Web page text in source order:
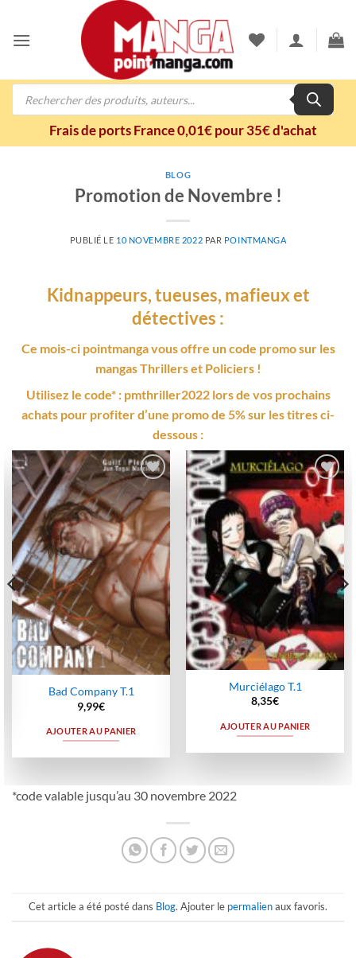
contenu
Recherche
Frais de ports France 0,01€ pour 35€ d'achat
BLOG
Promotion de Novembre !
PUBLIÉ LE 10 NOVEMBRE 2022 PAR POINTMANGA
Kidnappeurs, tueuses, mafieux et
détectives :
Ce mois-ci pointmanga vous offre un code promo sur les
mangas Thrillers et Policiers !
Utilisez le code* : pmthriller2022 lors de vos prochains
achats pour profiter d’une promo de 5% sur les titres ci-
dessous :
Ajouter
à la
wishlist
Bad Company T.1
9,99€
AJOUTER AU PANIER
Ajouter
à la
wishlist
Murciélago T.1
8,35€
AJOUTER AU PANIER
*code valable jusqu’au 30 novembre 2022
Cet article a été posté dans Blog. Ajouter le permalienaux favoris.